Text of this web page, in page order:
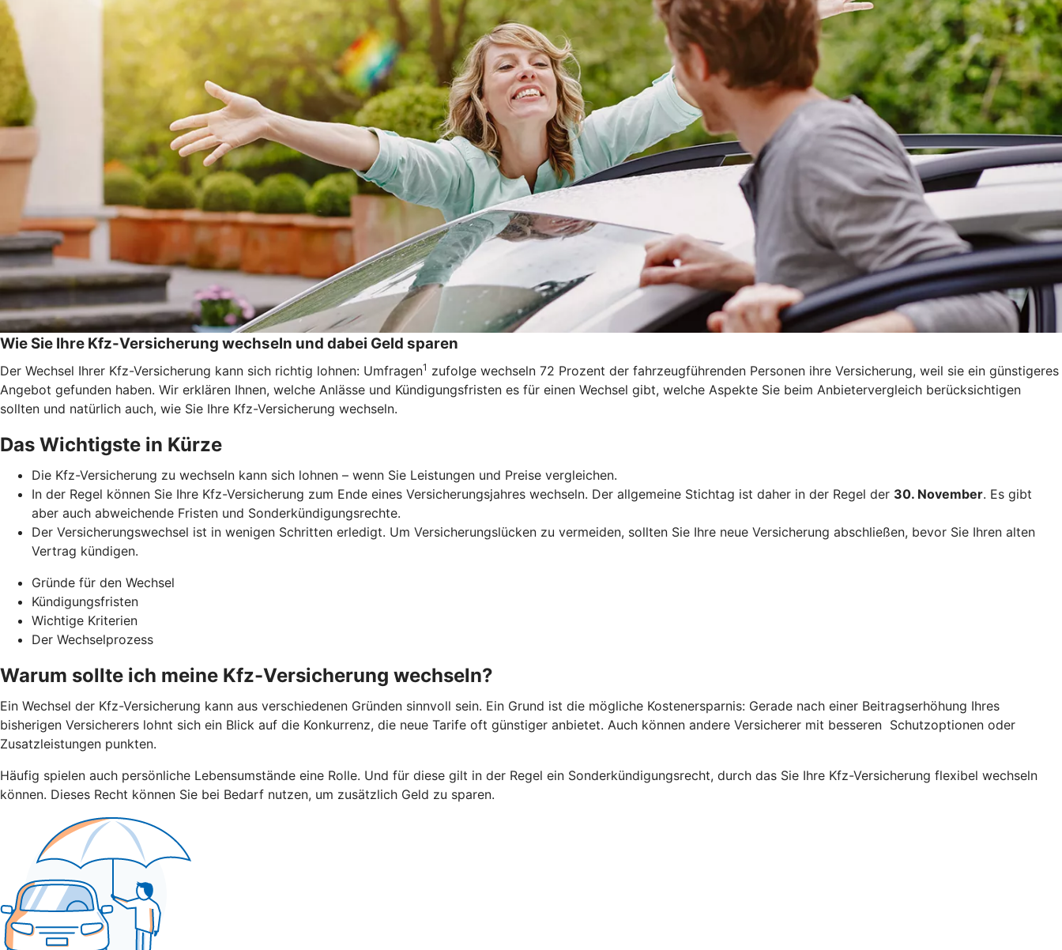
Wie Sie Ihre Kfz-Versicherung wechseln und dabei Geld sparen
Der Wechsel Ihrer Kfz-Versicherung kann sich richtig lohnen: Umfragen1 zufolge wechseln 72 Prozent der fahrzeugführenden Personen ihre Versicherung, weil sie ein günstigeres
Angebot gefunden haben. Wir erklären Ihnen, welche Anlässe und Kündigungsfristen es für einen Wechsel gibt, welche Aspekte Sie beim Anbietervergleich berücksichtigen
sollten und natürlich auch, wie Sie Ihre Kfz-Versicherung wechseln.
Das Wichtigste in Kürze
Die Kfz-Versicherung zu wechseln kann sich lohnen – wenn Sie Leistungen und Preise vergleichen.
In der Regel können Sie Ihre Kfz-Versicherung zum Ende eines Versicherungsjahres wechseln. Der allgemeine Stichtag ist daher in der Regel der 30. November. Es gibt
aber auch abweichende Fristen und Sonderkündigungsrechte.
Der Versicherungswechsel ist in wenigen Schritten erledigt. Um Versicherungslücken zu vermeiden, sollten Sie Ihre neue Versicherung abschließen, bevor Sie Ihren alten
Vertrag kündigen.
Gründe für den Wechsel
Kündigungsfristen
Wichtige Kriterien
Der Wechselprozess
Warum sollte ich meine Kfz-Versicherung wechseln?
Ein Wechsel der Kfz-Versicherung kann aus verschiedenen Gründen sinnvoll sein. Ein Grund ist die mögliche Kostenersparnis: Gerade nach einer Beitragserhöhung Ihres
bisherigen Versicherers lohnt sich ein Blick auf die Konkurrenz, die neue Tarife oft günstiger anbietet. Auch können andere Versicherer mit besseren Schutzoptionen oder
Zusatzleistungen punkten.
Häufig spielen auch persönliche Lebensumstände eine Rolle. Und für diese gilt in der Regel ein Sonderkündigungsrecht, durch das Sie Ihre Kfz-Versicherung flexibel wechseln
können. Dieses Recht können Sie bei Bedarf nutzen, um zusätzlich Geld zu sparen.